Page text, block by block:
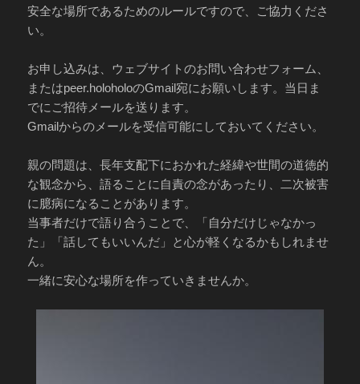
安全な場所であるためのルールですので、ご協力くださ
い。
お申し込みは、ウェブサイトのお問い合わせフォーム、
またはpeer.holoholoのGmail宛にお願いします。当日ま
でにご招待メールを送ります。
Gmailからのメールを受信可能にしておいてください。
親の問題は、長年支配下におかれた経緯や世間の道徳的
な観念から、語ることに自責の念があったり、二次被害
に臆病になることがあります。
当事者だけで語り合うことで、「自分だけじゃなかっ
た」「話してもいいんだ」と心が軽くなるかもしれませ
ん。
一緒に安心な場所を作っていきませんか。